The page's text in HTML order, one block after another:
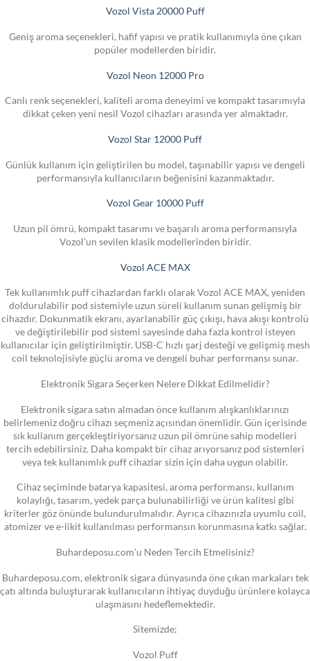
Vozol Vista 20000 Puff
Geniş aroma seçenekleri, hafif yapısı ve pratik kullanımıyla öne çıkan
popüler modellerden biridir.
Vozol Neon 12000 Pro
Canlı renk seçenekleri, kaliteli aroma deneyimi ve kompakt tasarımıyla
dikkat çeken yeni nesil Vozol cihazları arasında yer almaktadır.
Vozol Star 12000 Puff
Günlük kullanım için geliştirilen bu model, taşınabilir yapısı ve dengeli
performansıyla kullanıcıların beğenisini kazanmaktadır.
Vozol Gear 10000 Puff
Uzun pil ömrü, kompakt tasarımı ve başarılı aroma performansıyla
Vozol’un sevilen klasik modellerinden biridir.
Vozol ACE MAX
Tek kullanımlık puff cihazlardan farklı olarak Vozol ACE MAX, yeniden
doldurulabilir pod sistemiyle uzun süreli kullanım sunan gelişmiş bir
cihazdır. Dokunmatik ekranı, ayarlanabilir güç çıkışı, hava akışı kontrolü
ve değiştirilebilir pod sistemi sayesinde daha fazla kontrol isteyen
kullanıcılar için geliştirilmiştir. USB-C hızlı şarj desteği ve gelişmiş mesh
coil teknolojisiyle güçlü aroma ve dengeli buhar performansı sunar.
Elektronik Sigara Seçerken Nelere Dikkat Edilmelidir?
Elektronik sigara satın almadan önce kullanım alışkanlıklarınızı
belirlemeniz doğru cihazı seçmeniz açısından önemlidir. Gün içerisinde
sık kullanım gerçekleştiriyorsanız uzun pil ömrüne sahip modelleri
tercih edebilirsiniz. Daha kompakt bir cihaz arıyorsanız pod sistemleri
veya tek kullanımlık puff cihazlar sizin için daha uygun olabilir.
Cihaz seçiminde batarya kapasitesi, aroma performansı, kullanım
kolaylığı, tasarım, yedek parça bulunabilirliği ve ürün kalitesi gibi
kriterler göz önünde bulundurulmalıdır. Ayrıca cihazınızla uyumlu coil,
atomizer ve e-likit kullanılması performansın korunmasına katkı sağlar.
Buhardeposu.com’u Neden Tercih Etmelisiniz?
Buhardeposu.com, elektronik sigara dünyasında öne çıkan markaları tek
çatı altında buluşturarak kullanıcıların ihtiyaç duyduğu ürünlere kolayca
ulaşmasını hedeflemektedir.
Sitemizde;
Vozol Puff